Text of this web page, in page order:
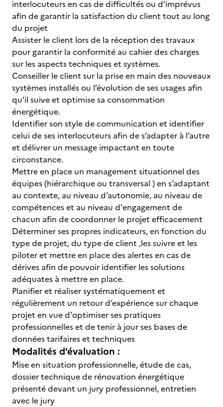
interlocuteurs en cas de difficultés ou d’imprévus
afin de garantir la satisfaction du client tout au long
du projet
Assister le client lors de la réception des travaux
pour garantir la conformité au cahier des charges
sur les aspects techniques et systèmes.
Conseiller le client sur la prise en main des nouveaux
systèmes installés ou l’évolution de ses usages afin
qu’il suive et optimise sa consommation
énergétique.
Identifier son style de communication et identifier
celui de ses interlocuteurs afin de s’adapter à l’autre
et délivrer un message impactant en toute
circonstance.
Mettre en place un management situationnel des
équipes (hiérarchique ou transversal ) en s’adaptant
au contexte, au niveau d’autonomie, au niveau de
compétences et au niveau d'engagement de
chacun afin de coordonner le projet efficacement
Déterminer ses propres indicateurs, en fonction du
type de projet, du type de client ,les suivre et les
piloter et mettre en place des alertes en cas de
dérives afin de pouvoir identifier les solutions
adéquates à mettre en place.
Planifier et réaliser systématiquement et
régulièrement un retour d’expérience sur chaque
projet en vue d'optimiser ses pratiques
professionnelles et de tenir à jour ses bases de
données tarifaires et techniques
Modalités d'évaluation :
Mise en situation professionnelle, étude de cas,
dossier technique de rénovation énergétique
présenté devant un jury professionnel, entretien
avec le jury